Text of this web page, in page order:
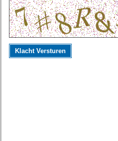
Klacht Versturen